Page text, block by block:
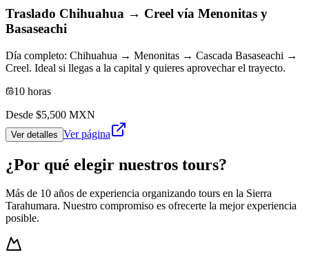
Traslado Chihuahua → Creel vía Menonitas y
Basaseachi
Día completo: Chihuahua → Menonitas → Cascada Basaseachi →
Creel. Ideal si llegas a la capital y quieres aprovechar el trayecto.
10 horas
Desde $5,500 MXN
Ver detalles Ver página
¿Por qué elegir nuestros tours?
Más de 10 años de experiencia organizando tours en la Sierra
Tarahumara. Nuestro compromiso es ofrecerte la mejor experiencia
posible.